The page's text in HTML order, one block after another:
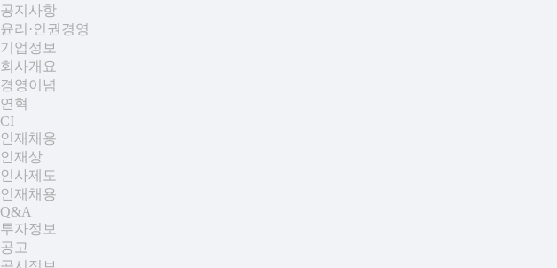
공지사항
윤리·인권경영
기업정보
회사개요
경영이념
연혁
CI
인재채용
인재상
인사제도
인재채용
Q&A
투자정보
공고